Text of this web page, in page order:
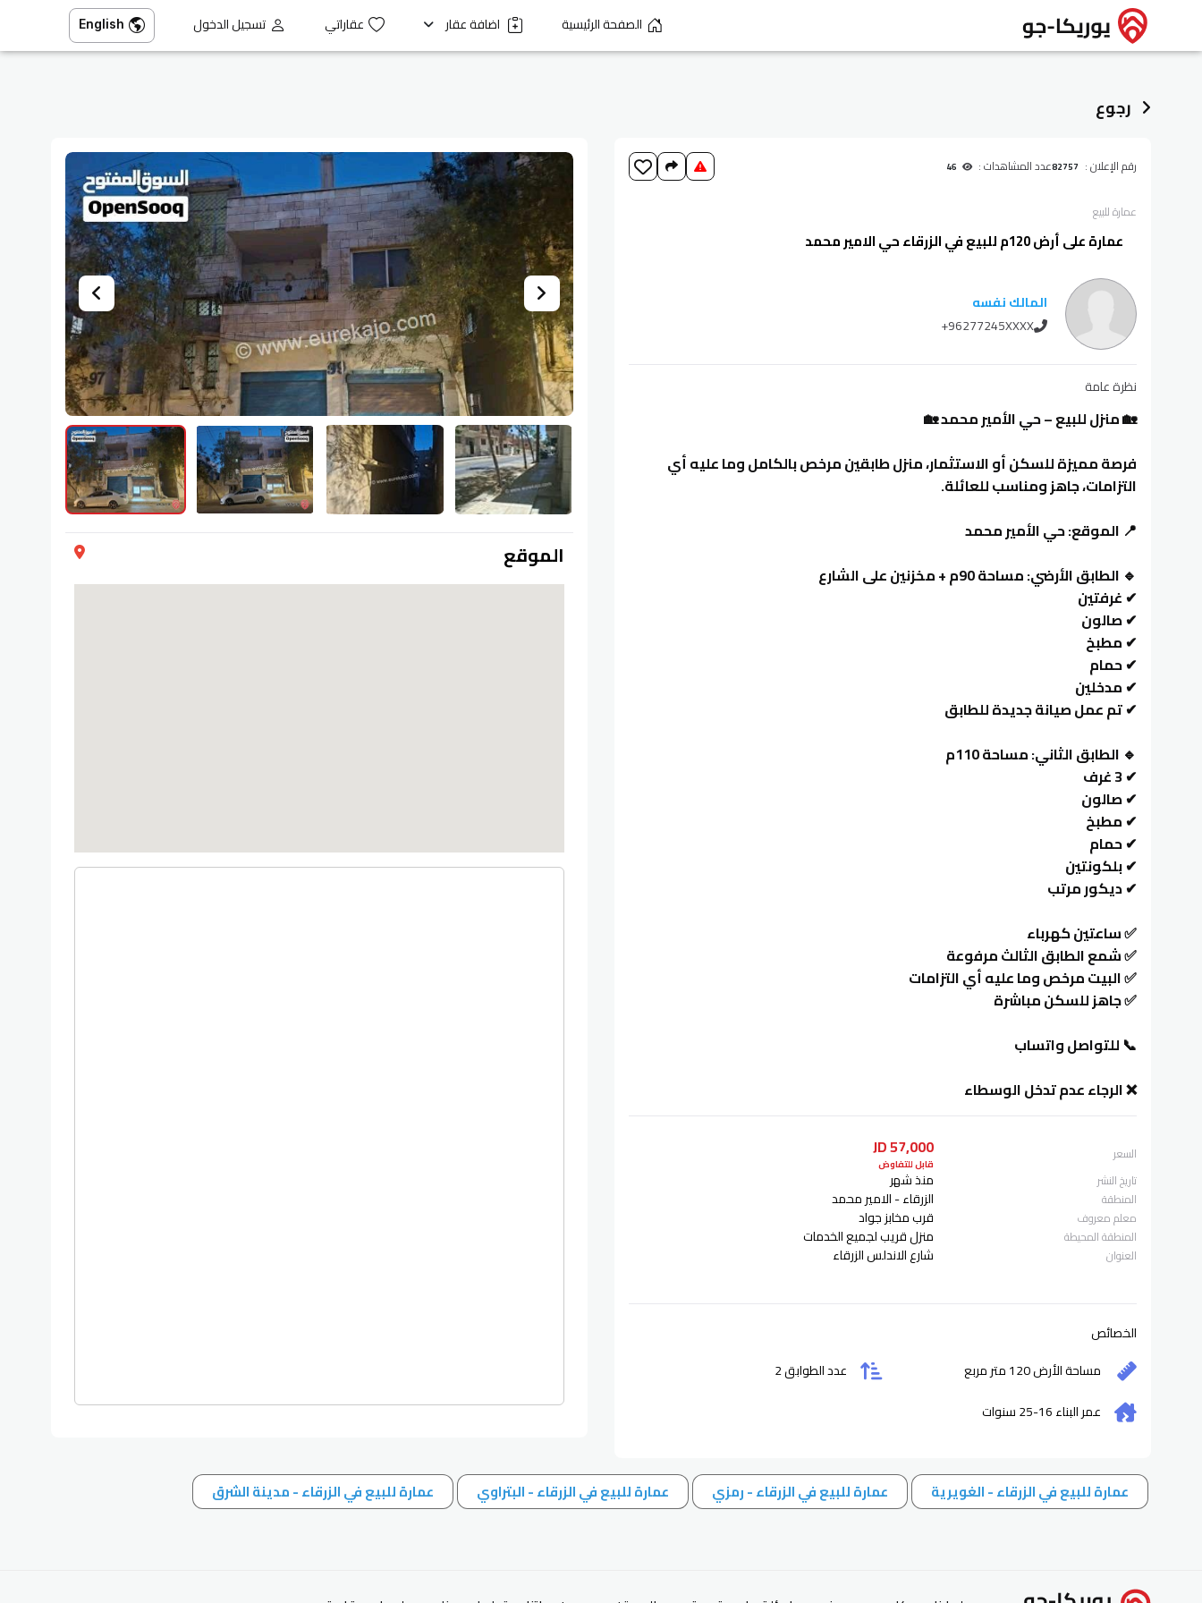
الصفحة الرئيسية اضافة عقار عقاراتي تسجيل الدخول English
رجوع
الموقع
رقم الإعلان : 82757عدد المشاهدات :
عمارةللبيع
عمارة على أرض 120م للبيع في الزرقاء حي الامير محمد
المالك نفسه
+96277245XXXX
نظرة عامة
🏡 منزل للبيع – حي الأمير محمد 🏡
فرصة مميزة للسكن أو الاستثمار، منزل طابقين مرخص بالكامل وما عليه أي
التزامات، جاهز ومناسب للعائلة.
📍 الموقع: حي الأمير محمد
🔹 الطابق الأرضي: مساحة 90م + مخزنين على الشارع
✔ غرفتين
✔ صالون
✔ مطبخ
✔ حمام
✔ مدخلين
✔ تم عمل صيانة جديدة للطابق
🔹 الطابق الثاني: مساحة 110م
✔ 3 غرف
✔ صالون
✔ مطبخ
✔ حمام
✔ بلكونتين
✔ ديكور مرتب
✅ ساعتين كهرباء
✅ شمع الطابق الثالث مرفوعة
✅ البيت مرخص وما عليه أي التزامات
✅ جاهز للسكن مباشرة
📞 للتواصل واتساب
❌ الرجاء عدم تدخل الوسطاء
السعر 57,000 JD
قابل للتفاوض
تاريخ النشر منذ شهر
المنطقة الزرقاء - الامير محمد
معلم معروف قرب مخابز جواد
المنطقة المحيطة منزل قريب لجميع الخدمات
العنوان شارع الاندلس الزرقاء
الخصائص
مساحة الأرض 120 متر مربع
عدد الطوابق 2
عمر البناء16-25 سنوات
عمارة للبيع في الزرقاء - الغويرية عمارة للبيع في الزرقاء - رمزي عمارة للبيع في الزرقاء - البتراوي عمارة للبيع في الزرقاء - مدينة الشرق